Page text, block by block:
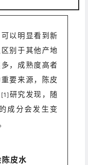
以明显看到新
别于其他产地
，成熟度高者
要来源，陈皮
[1] 研究发现，随
成分会发生变
皮水